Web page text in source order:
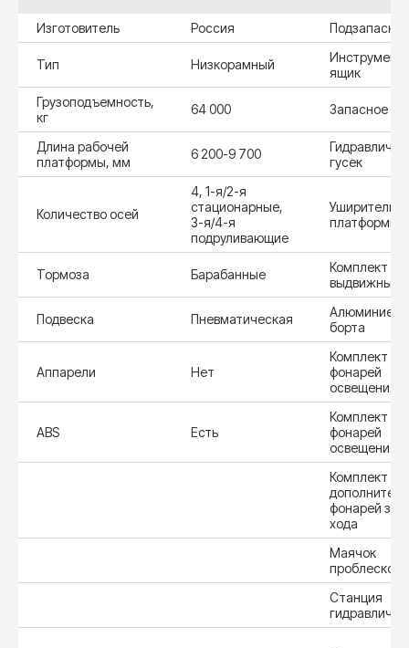
Изготовитель Россия Подзапасник
Тип Низкорамный
ящик
Грузоподъемность,
кг
64 000 Запасное
Длина рабочей
платформы, мм
6 200-9 700
гусек
Количество осей
4, 1-я/2-я
стационарные,
3-я/4-я
подруливающие
Уширители
платформы
Тормоза Барабанные
Комплект из
выдвижных
Подвеска Пневматическая
борта
Аппарели Нет
Комплект из
фонарей
освещения
ABS Есть
Комплект из
фонарей
освещения
Комплект из
фонарей
хода
Маячок
Станция